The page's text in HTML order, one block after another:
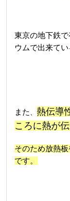
東京の地下鉄
ウムで出来て
また、熱伝導
ころに熱が
そのため放熱
です。